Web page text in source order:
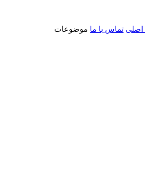
تماس با ما موضوعات